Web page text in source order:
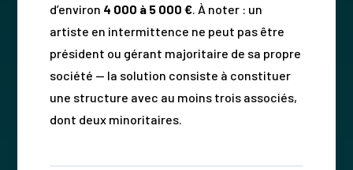
d’environ 4 000 à 5 000 €. À noter : un
artiste en intermittence ne peut pas être
président ou gérant majoritaire de sa propre
société — la solution consiste à constituer
une structure avec au moins trois associés,
dont deux minoritaires.